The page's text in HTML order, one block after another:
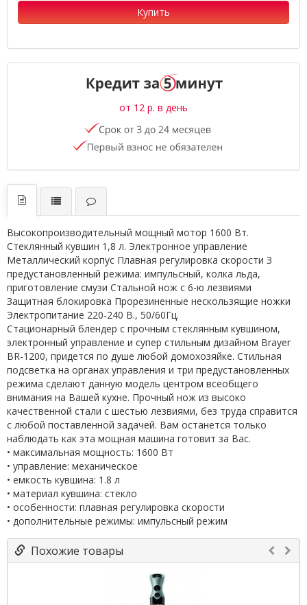
Купить
от 12 р. в день
Высокопроизводительный мощный мотор 1600 Вт.
Стеклянный кувшин 1,8 л. Электронное управление
Металлический корпус Плавная регулировка скорости З
предустановленный режима: импульсный, колка льда,
приготовление смузи Стальной нож с 6-ю лезвиями
Защитная блокировка Прорезиненные нескользящие ножки
Электропитание 220-240 В., 50/60Гц.
Стационарный блендер с прочным стеклянным кувшином,
электронный управление и супер стильным дизайном Brayer
BR-1200, придется по душе любой домохозяйке. Стильная
подсветка на органах управления и три предустановленных
режима сделают данную модель центром всеобщего
внимания на Вашей кухне. Прочный нож из высоко
качественной стали с шестью лезвиями, без труда справится
с любой поставленной задачей. Вам останется только
наблюдать как эта мощная машина готовит за Вас.
• максимальная мощность: 1600 Вт
• управление: механическое
• емкость кувшина: 1.8 л
• материал кувшина: стекло
• особенности: плавная регулировка скорости
• дополнительные режимы: импульсный режим
Похожие товары